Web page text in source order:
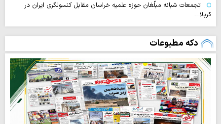
تجمعات شبانه مبلّغان حوزه علمیه خراسان مقابل کنسولگری ایران در
کربلا…
دکه مطبوعات